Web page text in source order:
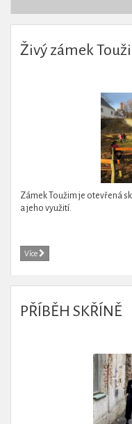
Živý zámek
Zámek Toužim je otevřená
a jeho využití.
Více
PŘÍBĚH SKŘÍNĚ